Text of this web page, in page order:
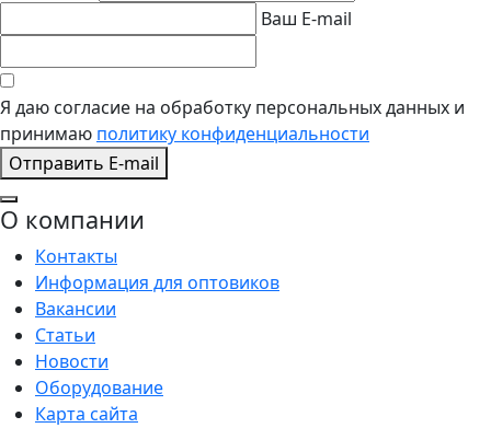
Ваш E-mail
Я даю согласие на обработку персональных данных и
принимаю политику конфиденциальности
Отправить E-mail
О компании
Контакты
Информация для оптовиков
Вакансии
Статьи
Новости
Оборудование
Карта сайта